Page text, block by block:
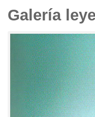
Galería